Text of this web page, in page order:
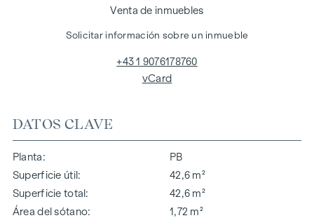
DATOS CLAVE
Planta
PB
Superficie útil
42,6 m²
Superficie total
42,6 m²
Área del sótano
1,72 m²
Venta de inmuebles
Solicitar información sobre un inmueble
+43 1 9076178760
vCard